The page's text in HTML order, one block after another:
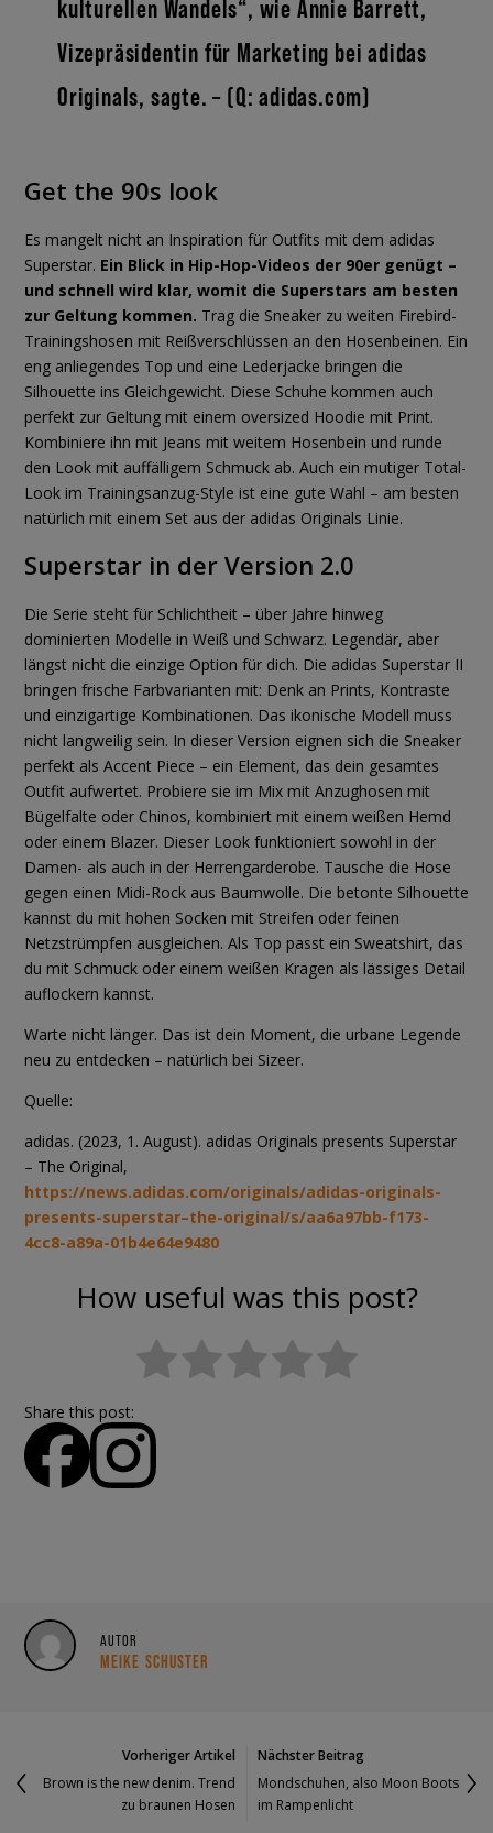
kulturellen Wandels“, wie Annie Barrett,
Vizepräsidentin für Marketing bei adidas
Originals, sagte. – (Q: adidas.com)
Get the 90s look
Es mangelt nicht an Inspiration für Outfits mit dem adidas
Superstar. Ein Blick in Hip-Hop-Videos der 90er genügt –
und schnell wird klar, womit die Superstars am besten
zur Geltung kommen. Trag die Sneaker zu weiten Firebird-
Trainingshosen mit Reißverschlüssen an den Hosenbeinen. Ein
eng anliegendes Top und eine Lederjacke bringen die
Silhouette ins Gleichgewicht. Diese Schuhe kommen auch
perfekt zur Geltung mit einem oversized Hoodie mit Print.
Kombiniere ihn mit Jeans mit weitem Hosenbein und runde
den Look mit auffälligem Schmuck ab. Auch ein mutiger Total-
Look im Trainingsanzug-Style ist eine gute Wahl – am besten
natürlich mit einem Set aus der adidas Originals Linie.
Superstar in der Version 2.0
Die Serie steht für Schlichtheit – über Jahre hinweg
dominierten Modelle in Weiß und Schwarz. Legendär, aber
längst nicht die einzige Option für dich. Die adidas Superstar II
bringen frische Farbvarianten mit: Denk an Prints, Kontraste
und einzigartige Kombinationen. Das ikonische Modell muss
nicht langweilig sein. In dieser Version eignen sich die Sneaker
perfekt als Accent Piece – ein Element, das dein gesamtes
Outfit aufwertet. Probiere sie im Mix mit Anzughosen mit
Bügelfalte oder Chinos, kombiniert mit einem weißen Hemd
oder einem Blazer. Dieser Look funktioniert sowohl in der
Damen- als auch in der Herrengarderobe. Tausche die Hose
gegen einen Midi-Rock aus Baumwolle. Die betonte Silhouette
kannst du mit hohen Socken mit Streifen oder feinen
Netzstrümpfen ausgleichen. Als Top passt ein Sweatshirt, das
du mit Schmuck oder einem weißen Kragen als lässiges Detail
auflockern kannst.
Warte nicht länger. Das ist dein Moment, die urbane Legende
neu zu entdecken – natürlich bei Sizeer.
Quelle:
adidas. (2023, 1. August). adidas Originals presents Superstar
– The Original,
https://news.adidas.com/originals/adidas-originals-
presents-superstar–the-original/s/aa6a97bb-f173-
4cc8-a89a-01b4e64e9480
How useful was this post?
Share this post:
AUTOR
MEIKE SCHUSTER
Vorheriger Artikel
Brown is the new denim. Trend
zu braunen Hosen
Nächster Beitrag
Mondschuhen, also Moon Boots
im Rampenlicht